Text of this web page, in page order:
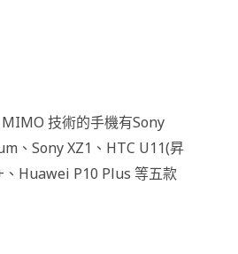
技術的手機有Sony
、Sony XZ1、HTC U11(昇
、Huawei P10 Plus 等五款